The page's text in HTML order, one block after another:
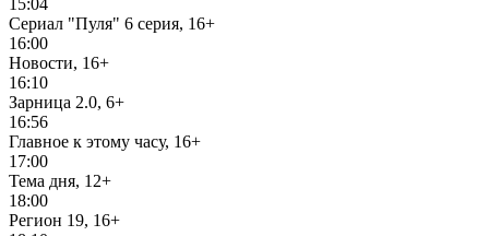
15:04
Сериал "Пуля" 6 серия, 16+
16:00
Новости, 16+
16:10
Зарница 2.0, 6+
16:56
Главное к этому часу, 16+
17:00
Тема дня, 12+
18:00
Регион 19, 16+